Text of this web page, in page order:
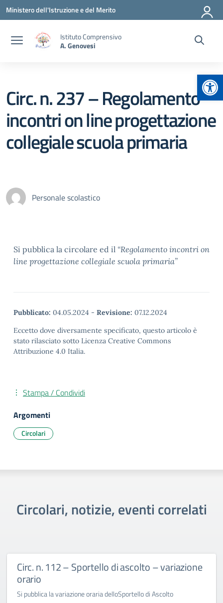
Vai ai contenuti
Vai al menu di navigazione
Vai al footer
Ministero dell'Istruzione e del Merito
Istituto Comprensivo
A. Genovesi
Circ. n. 237 – Regolamento
incontri on line progettazione
collegiale scuola primaria
Personale scolastico
Si pubblica la circolare ed il “Regolamento incontri on
line progettazione collegiale scuola primaria”
Pubblicato: 04.05.2024 - Revisione: 07.12.2024
Eccetto dove diversamente specificato, questo articolo è
stato rilasciato sotto Licenza Creative Commons
Attribuzione 4.0 Italia.
Stampa / Condividi
Argomenti
Circolari
Circolari, notizie, eventi correlati
Circ. n. 112 – Sportello di ascolto – variazione
orario
Si pubblica la variazione oraria delloSportello di Ascolto